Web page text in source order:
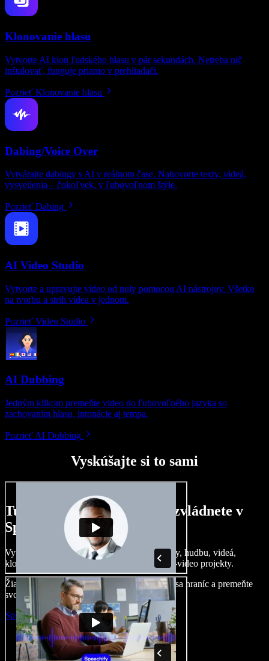
Klonovanie hlasu
Vytvorte AI klon ľudského hlasu v pár sekundách. Netreba nič
inštalovať, funguje priamo v prehliadači.
Pozrieť Klonovanie hlasu
Dabing/Voice Over
Vytvárajte dabingy s AI v reálnom čase. Nahovorte texty, videá,
vysvetlenia – čokoľvek, v ľubovoľnom štýle.
Pozrieť Dabing
AI Video Studio
Vytvorte a upravujte video od nuly pomocou AI nástrojov. Všetko
na tvorbu a strih videa v jednom.
Pozrieť Video Studio
AI Dubbing
Jedným klikom premeňte video do ľubovoľného jazyka so
zachovaním hlasu, intonácie aj tempa.
Pozrieť AI Dubbing
Vyskúšajte si to sami
Tu je malá ukážka toho, čo zvládnete v
Speechify Studio.
Vytvárajte dabingy, pridajte bezplatné obrázky, hudbu, videá,
klonujte svoj hlas – postavíte pôsobivé audio-video projekty.
Žiadne učenie, všetko v prehliadači – zbavte sa hraníc a premeňte
svoje nápady na realitu.
Spustiť Studio